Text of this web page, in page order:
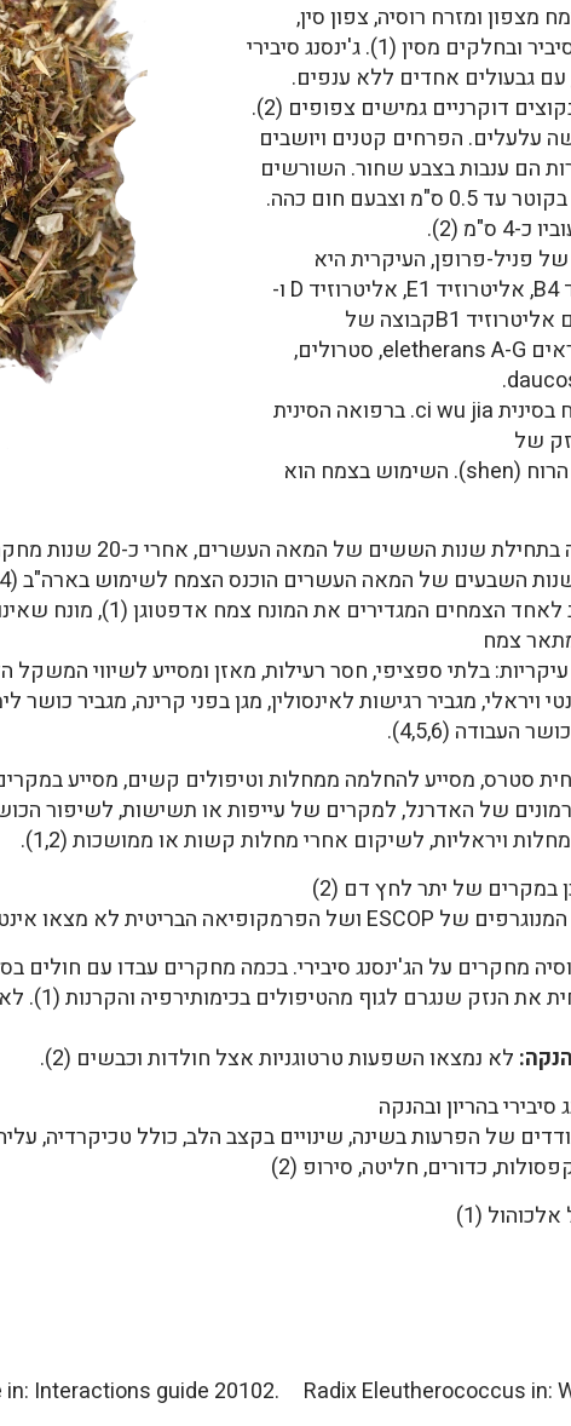
מצפון ומזרח רוסיה, צפון סין,
קוריאה ויפן. מגדלים אותו בסיביר ובחלקים מסין (1). ג'ינסנג סיבירי
קוצני בגובה 4-6 מ', עם גבעולים אחדים ללא ענפים.
הגבעולים הצעירים מכוסים בקוצים דוקרניים גמישים צפופים (2).
עלעלים. הפרחים קטנים ויושבים
הם ענבות בצבע שחור. השורשים
ישרים, בד"כ אינם מסועפים, בקוטר עד 0.5 ס"מ וצבעם חום כהה.
ס"מ (2).
פניל-פרופן, העיקרית היא
של lignans, כולל אליטרוזיד B4, אליטרוזיד E1, אליטרוזיד D ו-
E,קומרינים והגלוקוזיד שלהם אליטרוזיד B1קבוצה של
פוליסכרידים, glycans הנקראים eletherans A-G, סטרולים,
שם הצמח בסינית ci wu jia. ברפואה הסינית
של
הטחול והכליות, וכמרגיע של הרוח (shen). השימוש בצמח הוא
הצמח הוכנס לשימוש
אליטרוקוקוס (1). הוא נחשב לאחד הצמחים
בלתי ספציפי, חסר רעילות, מאזן ומסייע לשיווי המשקל
ויראלי, מגביר רגישות לאינסולין, מגן בפני קרינה, מגביר כושר
העבודה (4,5,6).
סטרס, מסייע להחלמה ממחלות וטיפולים קשים, מסייע
של האדרנל, למקרים של עייפות או תשישות, לשיפור
ויראליות, לשיקום אחרי מחלות קשות או ממושכות (1,2).
במקרים של יתר לחץ דם (2)
המנוגרפים של ESCOP ושל הפרמקופיאה הבריטית לא מצאו אינטראקציה של הצמח עם תרופות (2,7,8,9).
נעשו ברוסיה מחקרים על הג'ינסנג סיבירי. בכמה מחקרים עבדו עם
במחקרים
לא נמצאו השפעות טרטוגניות אצל חולדות וכבשים (2).
בהריון ובהנקה
של הפרעות בשינה, שינויים בקצב הלב, כולל טכיקרדיה,
כדורים, חליטה, סירופ (2)
Interactions guide 20102. Radix Eleutherococcus in: